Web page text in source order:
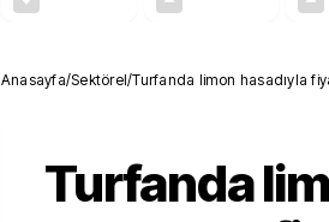
Anasayfa/Sektörel/Turfanda limon hasadıyla
Turfanda